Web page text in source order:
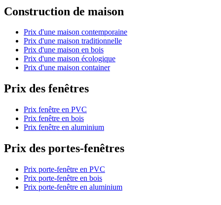
Construction de maison
Prix d'une maison contemporaine
Prix d'une maison traditionnelle
Prix d'une maison en bois
Prix d'une maison écologique
Prix d'une maison container
Prix des fenêtres
Prix fenêtre en PVC
Prix fenêtre en bois
Prix fenêtre en aluminium
Prix des portes-fenêtres
Prix porte-fenêtre en PVC
Prix porte-fenêtre en bois
Prix porte-fenêtre en aluminium